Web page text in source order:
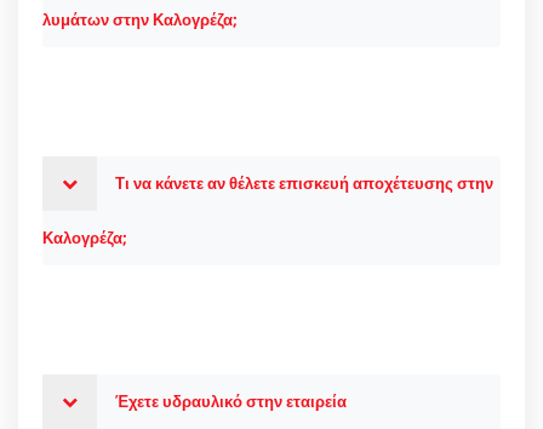
λυμάτων στην Καλογρέζα;
Τι να κάνετε αν θέλετε επισκευή αποχέτευσης στην
Καλογρέζα;
Έχετε υδραυλικό στην εταιρεία